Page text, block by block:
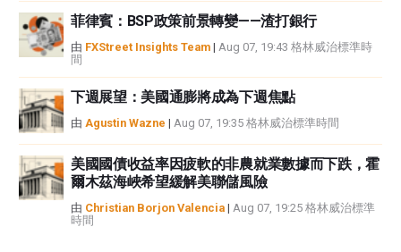
菲律賓：BSP政策前景轉變——渣打銀行
由 FXStreet Insights Team | Aug 07, 19:43 格林威治標準時
間
下週展望：美國通膨將成為下週焦點
由 Agustin Wazne | Aug 07, 19:35 格林威治標準時間
美國國債收益率因疲軟的非農就業數據而下跌，霍
爾木茲海峽希望緩解美聯儲風險
由 Christian Borjon Valencia | Aug 07, 19:25 格林威治標準
時間